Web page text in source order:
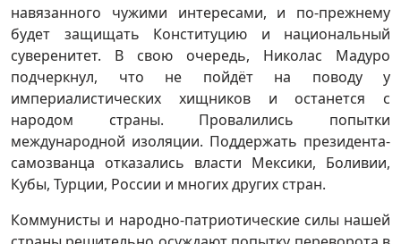
навязанного чужими интересами, и по-прежнему
будет защищать Конституцию и национальный
суверенитет. В свою очередь, Николас Мадуро
подчеркнул, что не пойдёт на поводу у
империалистических хищников и останется с
народом страны. Провалились попытки
международной изоляции. Поддержать президента-
самозванца отказались власти Мексики, Боливии,
Кубы, Турции, России и многих других стран.
Коммунисты и народно-патриотические силы нашей